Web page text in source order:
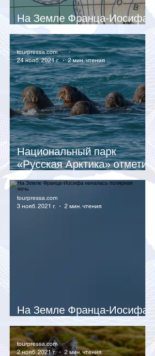
На Земле Франца-Иосифа
растаял полуостров
Национальный парк
«Русская Арктика» отметит
день моржа
tourpressa.com
24 нояб. 2021 г.
2 мин. чтения
На Земле Франца-Иосифа
началась полярная ночь
tourpressa.com
3 нояб. 2021 г.
2 мин. чтения
tourpressa.com
2 нояб. 2021 г.
2 мин. чтения